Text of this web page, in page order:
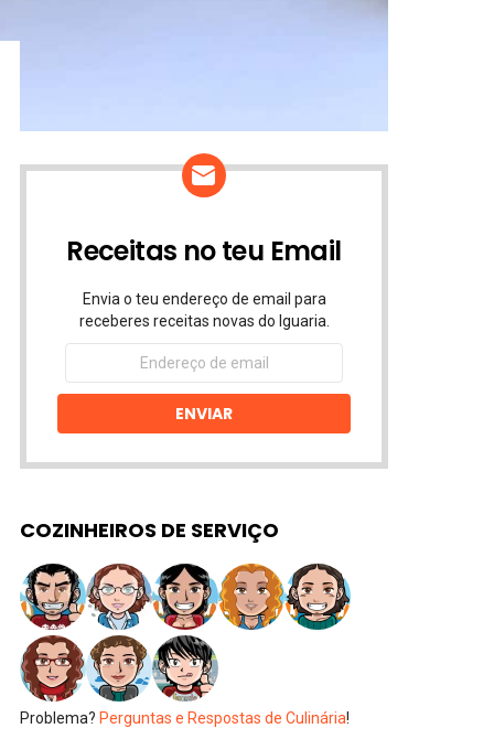
Receitas no teu Email
Envia o teu endereço de email para
receberes receitas novas do Iguaria.
Endereço
email
ENVIAR
COZINHEIROS DE SERVIÇO
Problema? Perguntas e Respostas de Culinária!